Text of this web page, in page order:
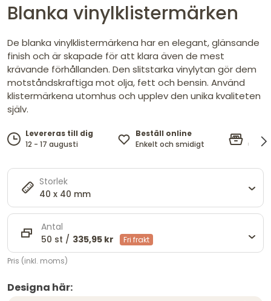
Blanka vinylklistermärken
De blanka vinylklistermärkena har en elegant, glänsande
finish och är skapade för att klara även de mest
krävande förhållanden. Den slitstarka vinylytan gör dem
motståndskraftiga mot olja, fett och bensin. Använd
klistermärkena utomhus och upplev den unika kvaliteten
själv.
Levereras till dig
12 - 17 augusti
Beställ online
Enkelt och smidigt
upp
Storlek
40 x 40 mm
Antal
50 st / 335,95 kr Fri frakt
Pris (inkl. moms)
Designa här: